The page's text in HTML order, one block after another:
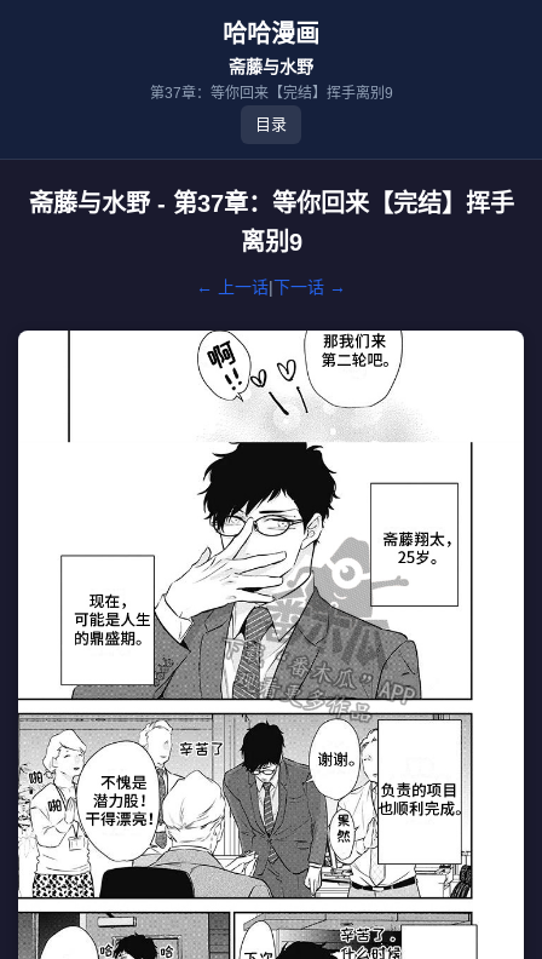
哈哈漫画
斋藤与水野
第37章：等你回来【完结】挥手离别9
目录
斋藤与水野 - 第37章：等你回来【完结】挥手
离别9
← 上一话|下一话 →